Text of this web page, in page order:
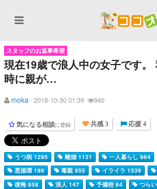
スタッフのお返事希望
現在19歳で浪人中の女子です
時に親が…
moka 2018-10-30 01:39 940
気になる相談に登録 共感 3 応援 4
うつ病 1295 離婚 1131 一人暮らし 964
悪循環 198
毒親 955 イライラ 1339
後悔 858
浪人 147 予備校 84 つら